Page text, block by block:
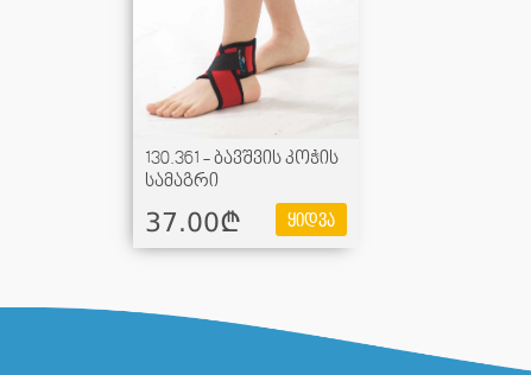
130.361 - ბავშვის კოჭის
სამაგრი
37.00¢ ყიდვა